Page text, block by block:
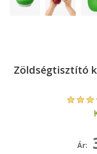
Zöldségtisztító
Ár: